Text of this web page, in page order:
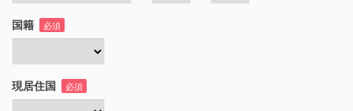
国籍 必須
現居住国 必須